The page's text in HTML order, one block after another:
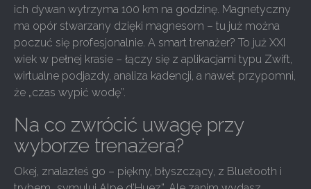
ich dywan wytrzyma 100 km na godzinę. Magnetyczny
ma opór stwarzany dzięki magnesom – tu już można
poczuć się profesjonalnie. A smart trenażer? To już XXI
wiek w pełnej krasie – łączy się z aplikacjami typu Zwift,
wirtualne podjazdy, analiza kadencji, a nawet przypomni,
że „czas wypić wodę”.
Na co zwrócić uwagę przy
wyborze trenażera?
Okej, znalazłeś go – piękny, błyszczący, z Bluetooth i